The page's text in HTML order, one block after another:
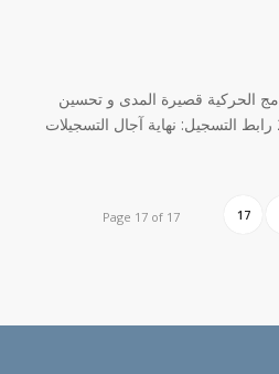
الحركية قصيرة المدى و تحسين
Page 17 of 17 17